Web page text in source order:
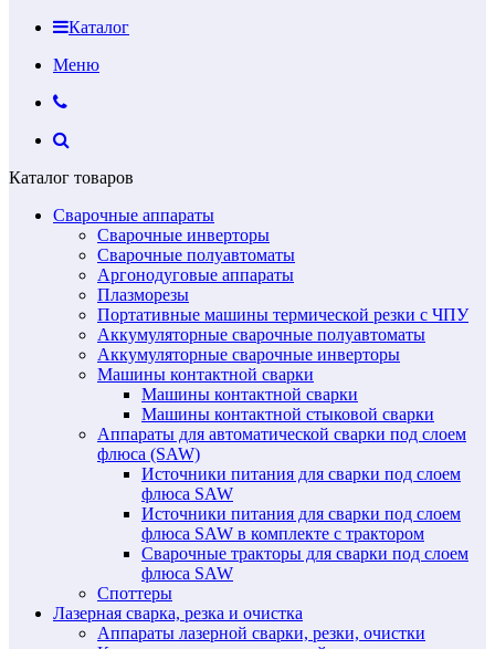
Каталог
Меню
Каталог товаров
Сварочные аппараты
Сварочные инверторы
Сварочные полуавтоматы
Аргонодуговые аппараты
Плазморезы
Портативные машины термической резки с ЧПУ
Аккумуляторные сварочные полуавтоматы
Аккумуляторные сварочные инверторы
Машины контактной сварки
Машины контактной сварки
Машины контактной стыковой сварки
Аппараты для автоматической сварки под слоем
флюса (SAW)
Источники питания для сварки под слоем
флюса SAW
Источники питания для сварки под слоем
флюса SAW в комплекте с трактором
Сварочные тракторы для сварки под слоем
флюса SAW
Споттеры
Лазерная сварка, резка и очистка
Аппараты лазерной сварки, резки, очистки